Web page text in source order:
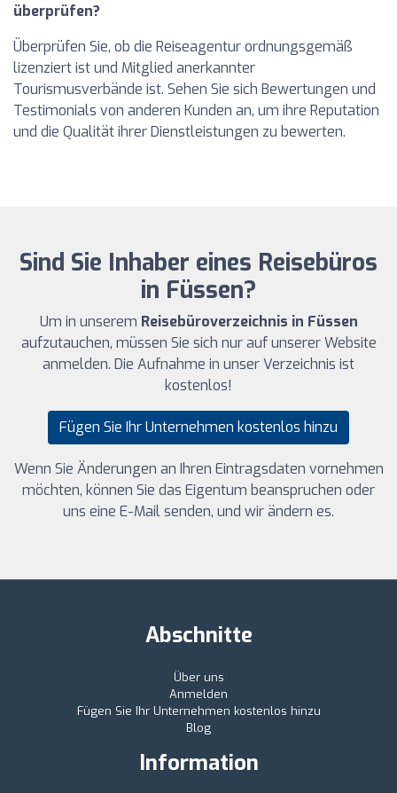
überprüfen?
Überprüfen Sie, ob die Reiseagentur ordnungsgemäß
lizenziert ist und Mitglied anerkannter
Tourismusverbände ist. Sehen Sie sich Bewertungen und
Testimonials von anderen Kunden an, um ihre Reputation
und die Qualität ihrer Dienstleistungen zu bewerten.
Sind Sie Inhaber eines Reisebüros
in Füssen?
Um in unserem Reisebüroverzeichnis in Füssen
aufzutauchen, müssen Sie sich nur auf unserer Website
anmelden. Die Aufnahme in unser Verzeichnis ist
kostenlos!
Fügen Sie Ihr Unternehmen kostenlos hinzu
Wenn Sie Änderungen an Ihren Eintragsdaten vornehmen
möchten, können Sie das Eigentum beanspruchen oder
uns eine E-Mail senden, und wir ändern es.
Abschnitte
Über uns
Anmelden
Fügen Sie Ihr Unternehmen kostenlos hinzu
Blog
Information